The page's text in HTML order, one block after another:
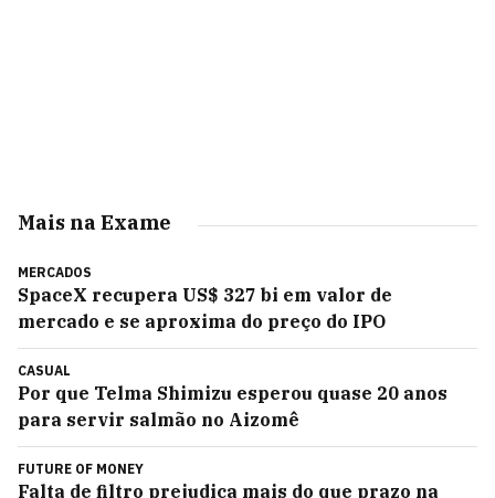
Mais na Exame
MERCADOS
SpaceX recupera US$ 327 bi em valor de
mercado e se aproxima do preço do IPO
CASUAL
Por que Telma Shimizu esperou quase 20 anos
para servir salmão no Aizomê
FUTURE OF MONEY
Falta de filtro prejudica mais do que prazo na